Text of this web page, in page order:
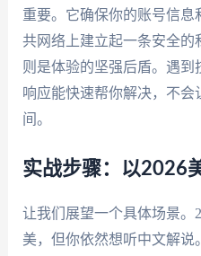
重要。它确保你的账号信
共网络上建立起一条安全
则是体验的坚强后盾。遇
响应能快速帮你解决，不
间。
实战步骤：以2026
让我们展望一个具体场景。
美，但你依然想听中文解